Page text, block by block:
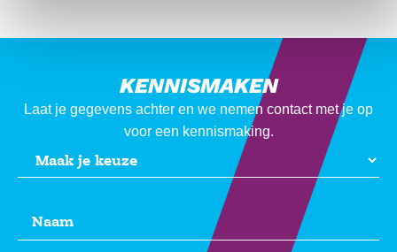
KENNISMAKEN
Laat je gegevens achter en we nemen contact met je op
voor een kennismaking.